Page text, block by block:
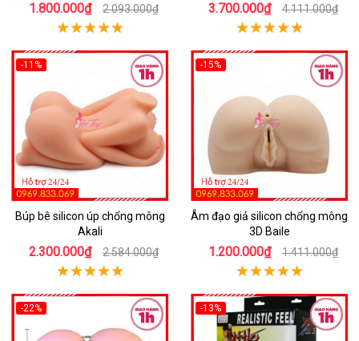
1.800.000₫ 2.093.000₫ 3.700.000₫ 4.111.000₫
-11%
Búp bê silicon úp chổng mông
Akali
2.300.000₫ 2.584.000₫
-15%
Âm đạo giả silicon chổng mông
3D Baile
1.200.000₫ 1.411.000₫
-22% -13%